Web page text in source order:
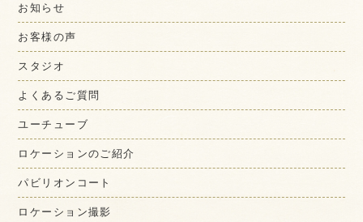
お知らせ
お客様の声
スタジオ
よくあるご質問
ユーチューブ
ロケーションのご紹介
パビリオンコート
ロケーション撮影